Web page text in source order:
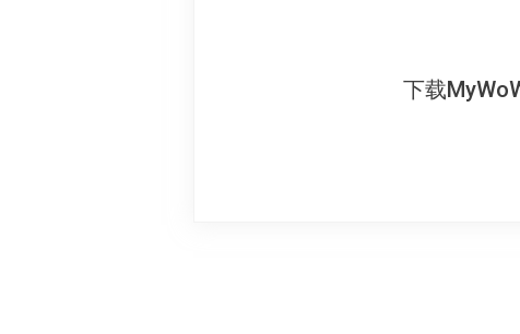
下载